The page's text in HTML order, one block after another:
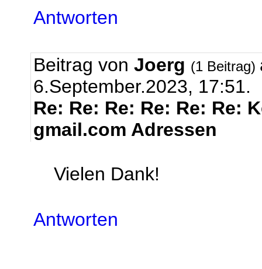
Antworten
Beitrag von Joerg (1 Beitrag)
6.September.2023, 17:51.
Re: Re: Re: Re: Re: Re:
gmail.com Adressen
Vielen Dank!
Antworten